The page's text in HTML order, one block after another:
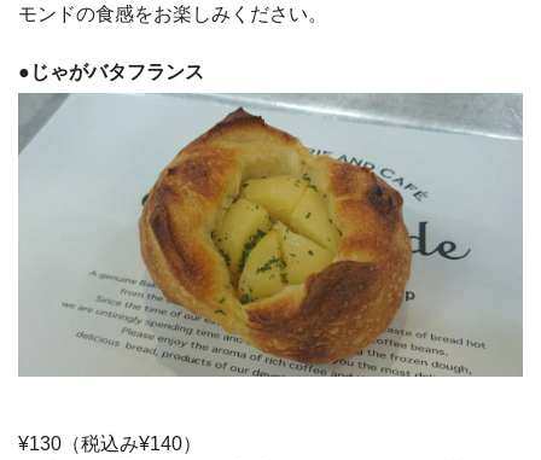
モンドの食感をお楽しみください。
● じゃがバタフランス
¥130（税込み¥140）